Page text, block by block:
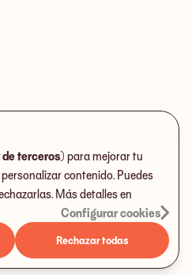
terceros) para mejorar tu
contenido. Puedes
Más detalles en
Configurar cookies
Rechazar todas